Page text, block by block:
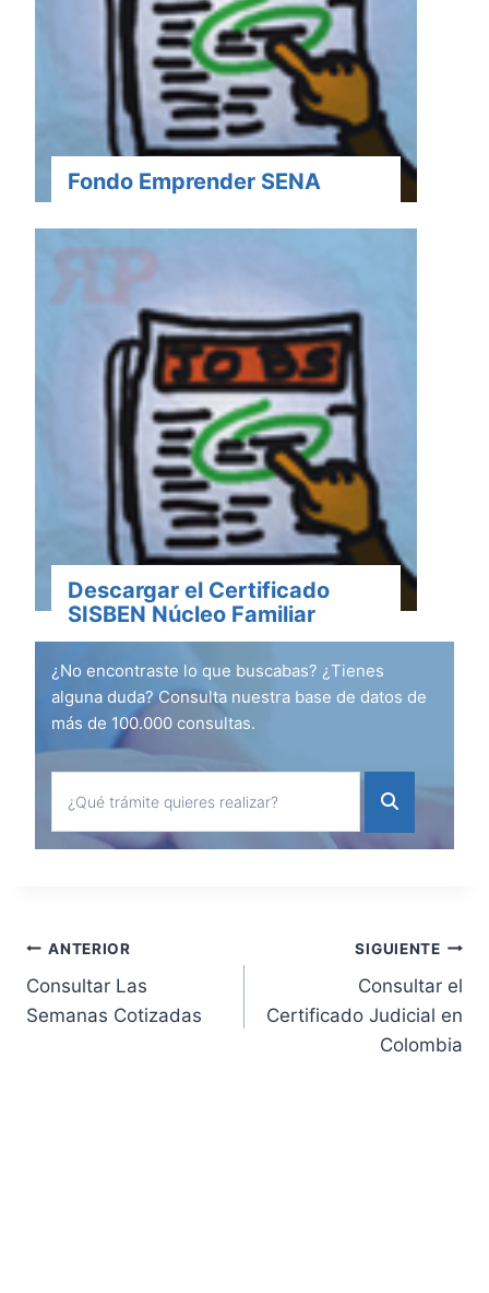
Fondo Emprender SENA
Descargar el Certificado
SISBEN Núcleo Familiar
¿No encontraste lo que buscabas? ¿Tienes
alguna duda? Consulta nuestra base de datos de
más de 100.000 consultas.
Navegación
de
ANTERIOR
Consultar Las
Semanas Cotizadas
SIGUIENTE
Consultar el
Certificado Judicial en
Colombia